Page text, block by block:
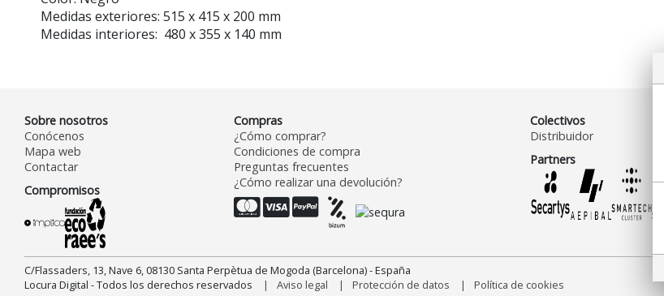
Medidas exteriores: 515 x 415 x 200 mm
Medidas interiores: 480 x 355 x 140 mm
Sobre nosotros
Conócenos
Mapa web
Contactar
Compromisos
Compras
¿Cómo comprar?
Condiciones de compra
Preguntas frecuentes
¿Cómo realizar una devolución?
Colectivos
Distribuidor
Partners
C/Flassaders, 13, Nave 6, 08130 Santa Perpètua de Mogoda (Barcelona) - España
Locura Digital - Todos los derechos reservados
Aviso legal Protección de datos Política de cookies